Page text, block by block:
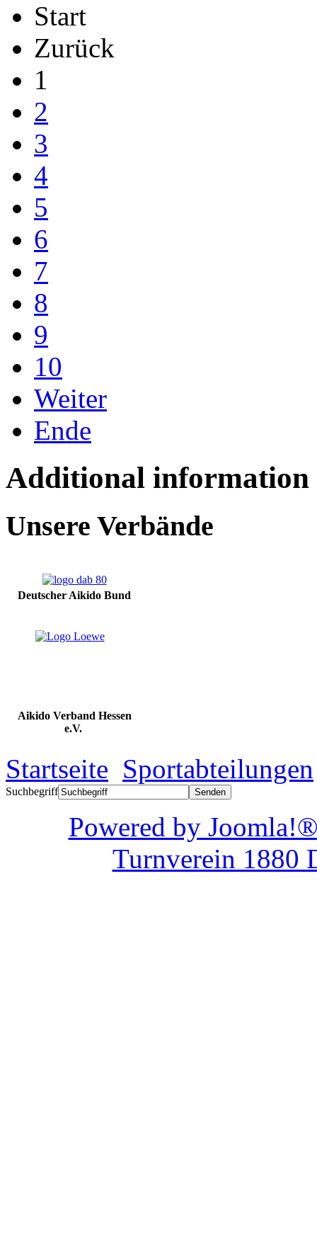
Start
Zurück
1
2
3
4
5
6
7
8
9
10
Weiter
Ende
Additional information
Unsere Verbände
Deutscher Aikido Bund
Aikido Verband Hessen
e.V.
Startseite Sportabteilungen
Suchbegriff
Powered by
Turnverein